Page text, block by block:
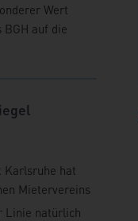
Wert
auf die
Karlsruhe hat
Mietervereins
Linie natürlich